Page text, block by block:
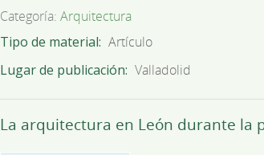
Categoría: Arquitectura
Tipo de material Artículo
Lugar de publicación Valladolid
La arquitectura en León durante la